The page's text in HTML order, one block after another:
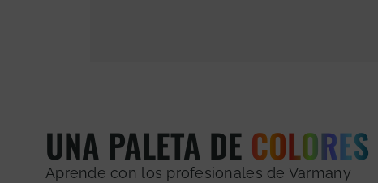
UNA PALETA DE COLORES
Aprende con los profesionales de Varmany